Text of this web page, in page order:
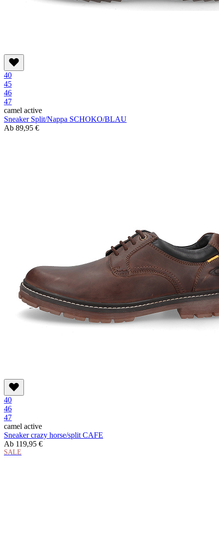
40
45
46
47
camel active
Sneaker Split/Nappa SCHOKO/BLAU
Ab 89,95 €
40
46
47
camel active
Sneaker crazy horse/split CAFE
Ab 119,95 €
SALE